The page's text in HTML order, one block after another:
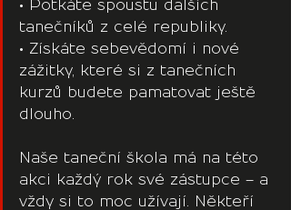
• Potkáte spoustu dalších
tanečníků z celé republiky.
• Získáte sebevědomí i nové
zážitky, které si z tanečních
kurzů budete pamatovat ještě
dlouho.
Naše taneční škola má na této
akci každý rok své zástupce – a
vždy si to moc užívají. Někteří